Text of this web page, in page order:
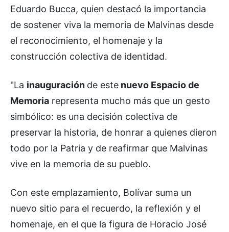
Eduardo Bucca, quien destacó la importancia
de sostener viva la memoria de Malvinas desde
el reconocimiento, el homenaje y la
construcción colectiva de identidad.
"La inauguración de este nuevo Espacio de
Memoria representa mucho más que un gesto
simbólico: es una decisión colectiva de
preservar la historia, de honrar a quienes dieron
todo por la Patria y de reafirmar que Malvinas
vive en la memoria de su pueblo.
Con este emplazamiento, Bolívar suma un
nuevo sitio para el recuerdo, la reflexión y el
homenaje, en el que la figura de Horacio José